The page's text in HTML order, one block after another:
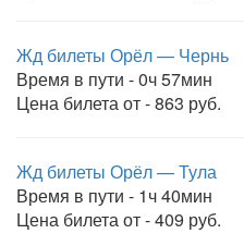
Жд билеты Орёл — Чернь
Время в пути - 0ч 57мин
Цена билета от - 863 руб.
Жд билеты Орёл — Тула
Время в пути - 1ч 40мин
Цена билета от - 409 руб.